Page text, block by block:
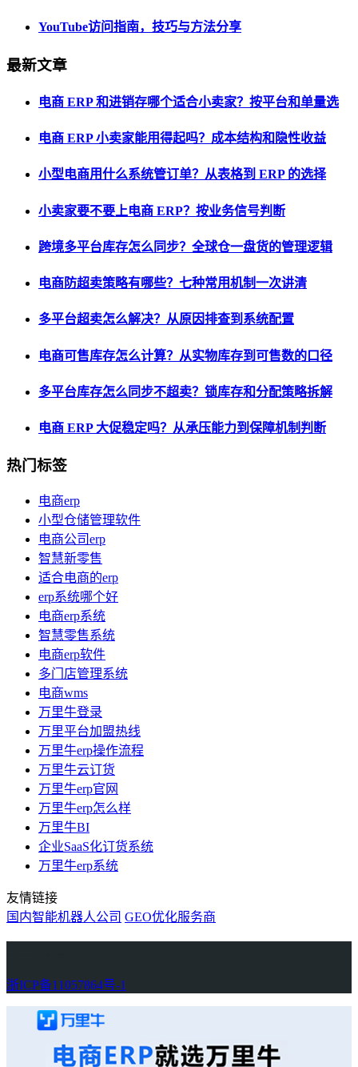
YouTube访问指南，技巧与方法分享
最新文章
电商 ERP 和进销存哪个适合小卖家？按平台和单量选
电商 ERP 小卖家能用得起吗？成本结构和隐性收益
小型电商用什么系统管订单？从表格到 ERP 的选择
小卖家要不要上电商 ERP？按业务信号判断
跨境多平台库存怎么同步？全球仓一盘货的管理逻辑
电商防超卖策略有哪些？七种常用机制一次讲清
多平台超卖怎么解决？从原因排查到系统配置
电商可售库存怎么计算？从实物库存到可售数的口径
多平台库存怎么同步不超卖？锁库存和分配策略拆解
电商 ERP 大促稳定吗？从承压能力到保障机制判断
热门标签
电商erp
小型仓储管理软件
电商公司erp
智慧新零售
适合电商的erp
erp系统哪个好
电商erp系统
智慧零售系统
电商erp软件
多门店管理系统
电商wms
万里牛登录
万里平台加盟热线
万里牛erp操作流程
万里牛云订货
万里牛erp官网
万里牛erp怎么样
万里牛BI
企业SaaS化订货系统
万里牛erp系统
友情链接
国内智能机器人公司 GEO优化服务商
浙ICP备11057864号-1